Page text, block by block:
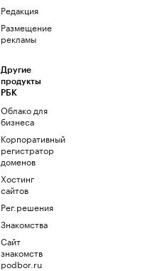
Редакция
Размещение
рекламы
Другие
продукты
РБК
Облако для
бизнеса
Корпоративный
регистратор
доменов
Хостинг
сайтов
Рег.решения
Знакомства
Сайт
знакомств
podbor.ru